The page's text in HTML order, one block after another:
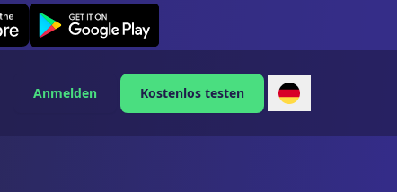
Leexi on Android
Anmelden Kostenlos testen